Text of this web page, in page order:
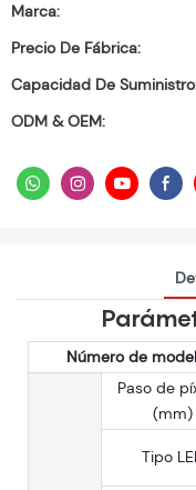
Marca:
Precio De Fábrica:
Capacidad De
ODM & OEM:
Número de
Paso de
(mm)
Tipo